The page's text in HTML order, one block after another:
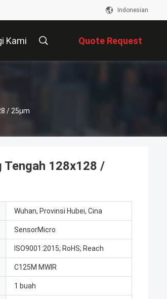
Indonesian
Kami Quote Request
/ 25μm
Tengah 128x128 /
Wuhan, Provinsi Hubei, Cina
SensorMicro
ISO9001:2015; RoHS; Reach
C125M MWIR
1 buah